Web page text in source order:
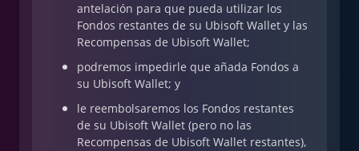
antelación para que pueda utilizar los
Fondos restantes de su Ubisoft Wallet y las
Recompensas de Ubisoft Wallet;
podremos impedirle que añada Fondos a
su Ubisoft Wallet; y
le reembolsaremos los Fondos restantes
de su Ubisoft Wallet (pero no las
Recompensas de Ubisoft Wallet restantes),